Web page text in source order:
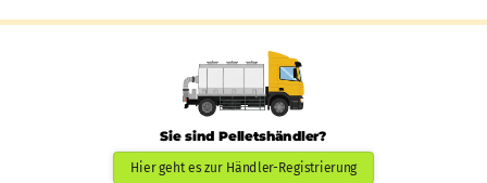
Sie sind Pelletshändler?
Hier geht es zur Händler-Registrierung